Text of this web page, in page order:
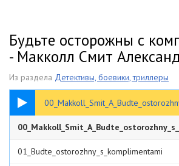
Будьте осторожны с
- Макколл Смит
Из раздела Детективы, боевики, триллеры
34:39
01_Budte_ostorozhny_s_komplimentami